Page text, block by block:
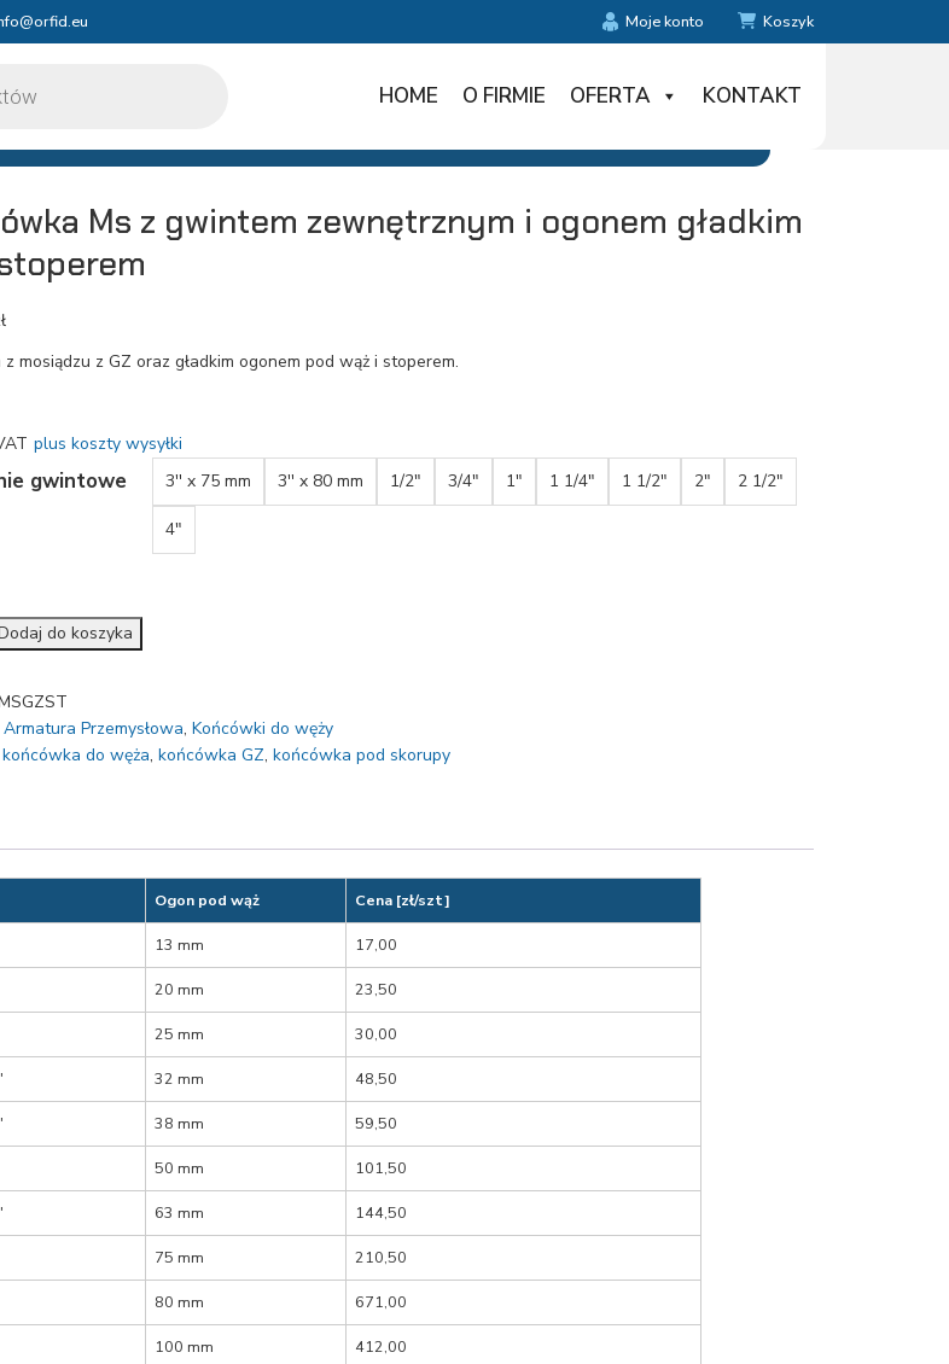
Moje konto Koszyk
HOME O FIRMIE OFERTA KONTAKT
Ms z gwintem zewnętrznym i ogonem gładkim
mosiądzu z GZ oraz gładkim ogonem pod wąż i stoperem.
plus koszty wysyłki
gwintowe 3'' x 75 mm 3'' x 80 mm 1/2" 3/4" 1" 1 1/4" 1 1/2" 2" 2 1/2"
4"
do koszyka
Armatura Przemysłowa, Końcówki do węży
końcówka do węża, końcówka GZ, końcówka pod skorupy
Ogon pod wąż Cena [zł/szt]
13 mm 17,00
20 mm 23,50
25 mm 30,00
32 mm 48,50
38 mm 59,50
50 mm 101,50
63 mm 144,50
75 mm 210,50
80 mm 671,00
100 mm 412,00